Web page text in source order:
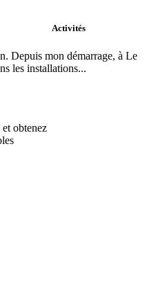
Activités
Depuis mon démarrage, à Le
les installations...
obtenez